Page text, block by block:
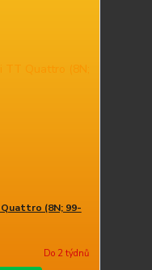
(8N; 99-
Do 2 týdnů